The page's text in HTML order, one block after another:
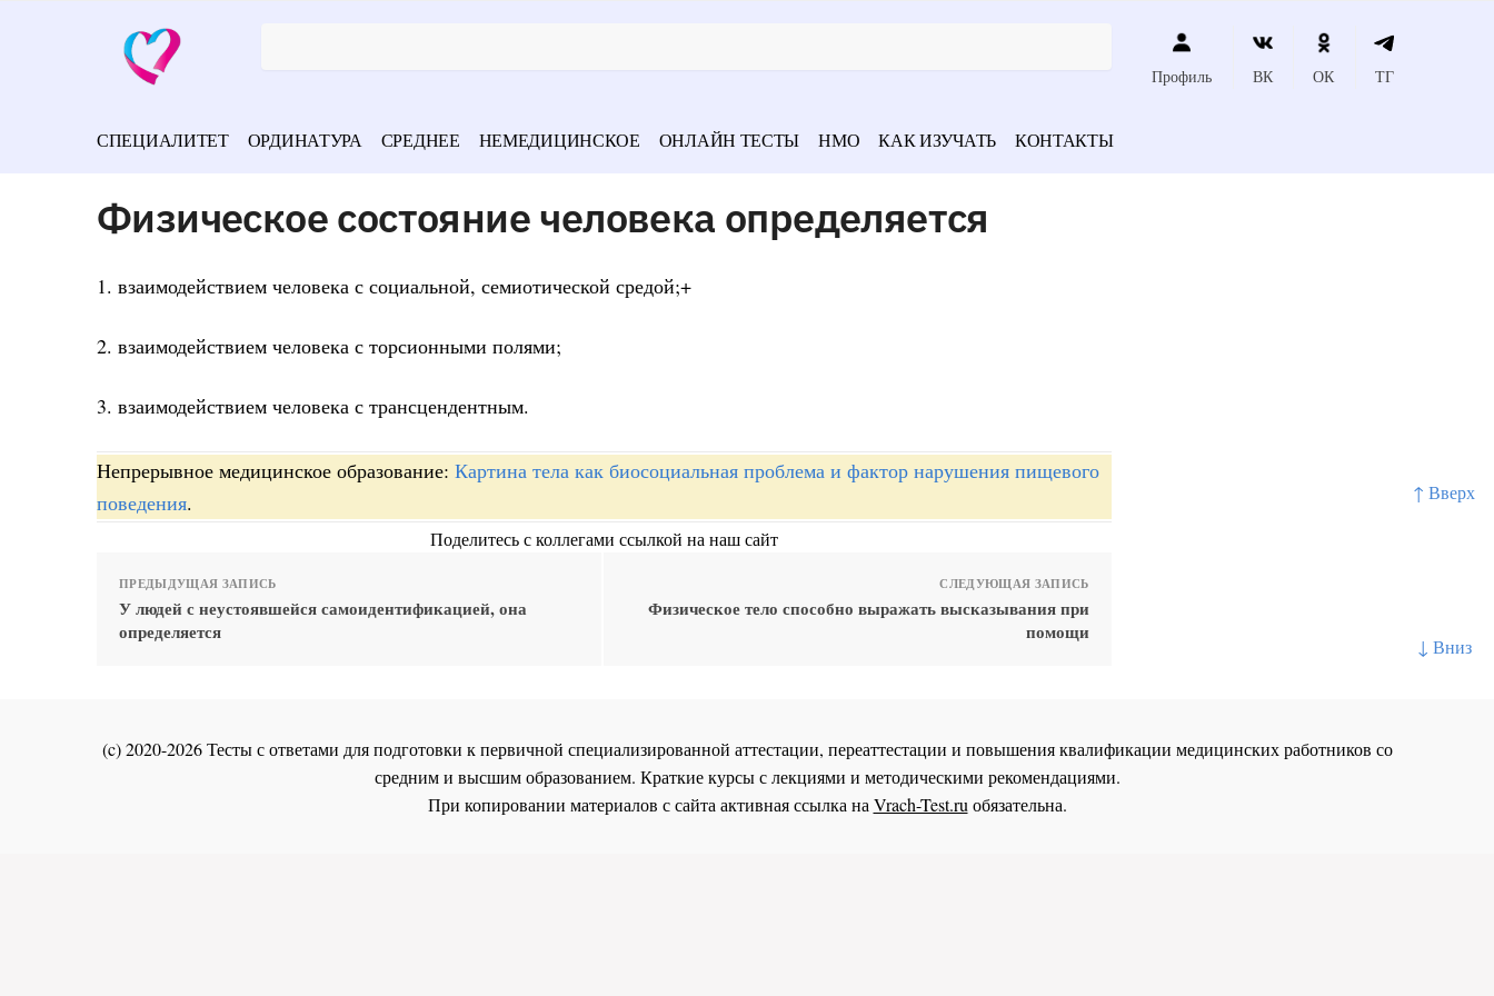
↑ Вверх
↓ Вниз
Профиль ВК ОК ТГ
СПЕЦИАЛИТЕТ ОРДИНАТУРА СРЕДНЕЕ НЕМЕДИЦИНСКОЕ ОНЛАЙН ТЕСТЫ НМО КАК ИЗУЧАТЬ КОНТАКТЫ
Физическое состояние человека определяется
1. взаимодействием человека с социальной, семиотической средой;+
2. взаимодействием человека с торсионными полями;
3. взаимодействием человека с трансцендентным.
Непрерывное медицинское образование: Картина тела как биосоциальная проблема и фактор нарушения пищевого
поведения.
Поделитесь с коллегами ссылкой на наш сайт
ПРЕДЫДУЩАЯ ЗАПИСЬ
У людей с неустоявшейся самоидентификацией, она
определяется
СЛЕДУЮЩАЯ ЗАПИСЬ
Физическое тело способно выражать высказывания при
помощи
(c) 2020-2026 Тесты с ответами для подготовки к первичной специализированной аттестации, переаттестации и повышения квалификации медицинских работников со
средним и высшим образованием. Краткие курсы с лекциями и методическими рекомендациями.
При копировании материалов с сайта активная ссылка на Vrach-Test.ru обязательна.